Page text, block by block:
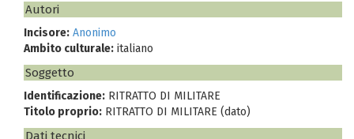
Autori
Incisore: Anonimo
Ambito culturale: italiano
Soggetto
Identificazione: RITRATTO DI MILITARE
Titolo proprio: RITRATTO DI MILITARE (dato)
Dati tecnici